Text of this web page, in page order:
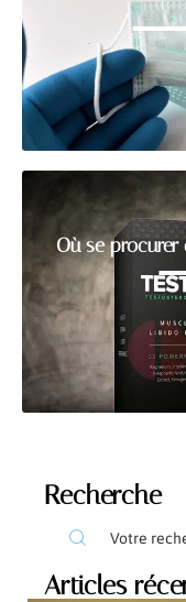
Où se
Recherche
Articles